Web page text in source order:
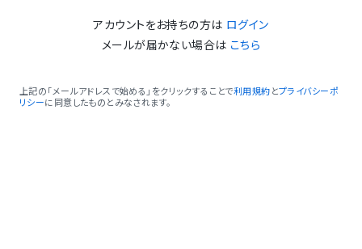
アカウントをお持ちの方は ログイン
メールが届かない場合は こちら
上記の「メールアドレスで始める」をクリックすることで利用規約 とプライバシーポ
リシーに同意したものとみなされます。